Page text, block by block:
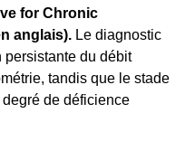
for Chronic
anglais). Le diagnostic
persistante du débit
tandis que le stade
de déficience